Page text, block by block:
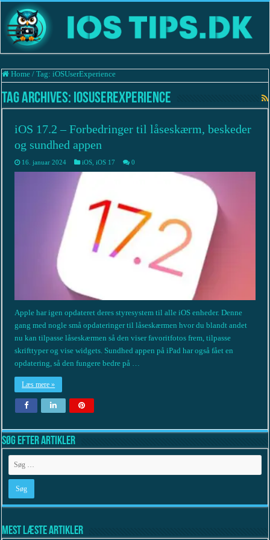
Home / Tag:iOSUserExperience
Tag Archives: iOSUserExperience
iOS 17.2 – Forbedringer til låseskærm, beskeder
og sundhed appen
16. januar 2024 iOS ,iOS 17 0
Apple har igen opdateret deres styresystem til alle iOS enheder. Denne
gang med nogle små opdateringer til låseskærmen hvor du blandt andet
nu kan tilpasse låseskærmen så den viser favoritfotos frem, tilpasse
skrifttyper og vise widgets. Sundhed appen på iPad har også fået en
opdatering, så den fungere bedre på …
Læs mere »
Søg efter artikler
Mest læste artikler